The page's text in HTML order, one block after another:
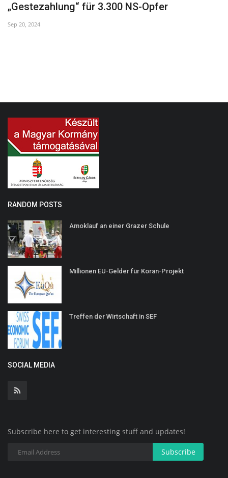
„Gestezahlung“ für 3.300 NS-Opfer
Sep 20, 2024
RANDOM POSTS
Amoklauf an einer Grazer Schule
Millionen EU-Gelder für Koran-Projekt
Treffen der Wirtschaft in SEF
SOCIAL MEDIA
Subscribe here to get interesting stuff and updates!
Subscribe